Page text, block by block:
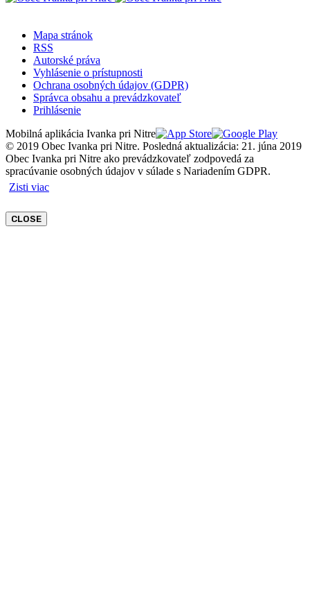
Mapa stránok
RSS
Autorské práva
Vyhlásenie o prístupnosti
Ochrana osobných údajov (GDPR)
Správca obsahu a prevádzkovateľ
Prihlásenie
Mobilná aplikácia Ivanka pri Nitre
© 2019 Obec Ivanka pri Nitre. Posledná aktualizácia: 21. júna 2019
Obec Ivanka pri Nitre ako prevádzkovateľ zodpovedá za
spracúvanie osobných údajov v súlade s Nariadením GDPR.
Zisti viac
CLOSE